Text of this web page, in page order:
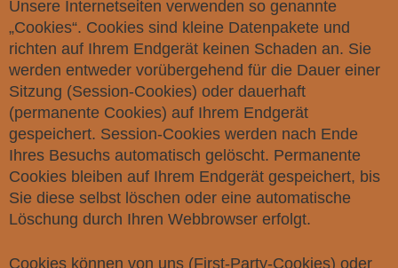
Unsere Internetseiten verwenden so genannte
„Cookies“. Cookies sind kleine Datenpakete und
richten auf Ihrem Endgerät keinen Schaden an. Sie
werden entweder vorübergehend für die Dauer einer
Sitzung (Session-Cookies) oder dauerhaft
(permanente Cookies) auf Ihrem Endgerät
gespeichert. Session-Cookies werden nach Ende
Ihres Besuchs automatisch gelöscht. Permanente
Cookies bleiben auf Ihrem Endgerät gespeichert, bis
Sie diese selbst löschen oder eine automatische
Löschung durch Ihren Webbrowser erfolgt.
Cookies können von uns (First-Party-Cookies) oder